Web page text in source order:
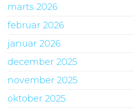
marts 2026
februar 2026
januar 2026
december 2025
november 2025
oktober 2025